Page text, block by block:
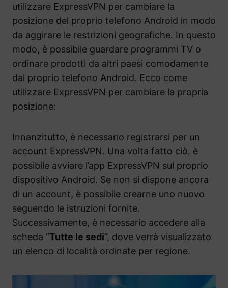
utilizzare ExpressVPN per cambiare la
posizione del proprio telefono Android in modo
da aggirare le restrizioni geografiche. In questo
modo, è possibile guardare programmi TV o
ordinare prodotti da altri paesi comodamente
dal proprio telefono Android. Ecco come
utilizzare ExpressVPN per cambiare la propria
posizione:
Innanzitutto, è necessario registrarsi per un
account ExpressVPN. Una volta fatto ciò, è
possibile avviare l’app ExpressVPN sul proprio
dispositivo Android. Se non si dispone ancora
di un account, è possibile crearne uno nuovo
seguendo le istruzioni fornite.
Successivamente, è necessario accedere alla
scheda “Tutte le sedi“, dove verrà visualizzato
un elenco di località ordinate per regione.